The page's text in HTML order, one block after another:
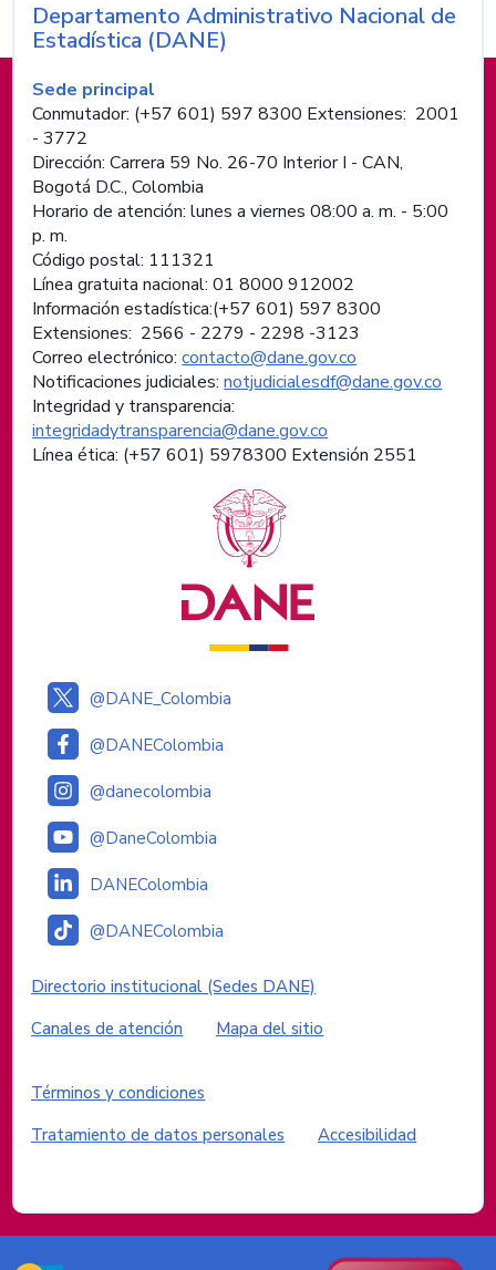
Información de pie de página
Nombre de la entidad
Departamento Administrativo Nacional de
Estadística (DANE)
Sede principal
Conmutador: (+57 601) 597 8300 Extensiones: 2001
- 3772
Dirección: Carrera 59 No. 26-70 Interior I - CAN,
Bogotá D.C., Colombia
Horario de atención: lunes a viernes 08:00 a. m. - 5:00
p. m.
Código postal: 111321
Línea gratuita nacional: 01 8000 912002
Información estadística:(+57 601) 597 8300
Extensiones: 2566 - 2279 - 2298 -3123
Correo electrónico:contacto@dane.gov.co
Notificaciones judiciales:notjudicialesdf@dane.gov.co
Integridad y transparencia:
integridadytransparencia@dane.gov.co
Línea ética: (+57 601) 5978300 Extensión 2551
Logos institucionales
@DANE_Colombia
@DANEColombia
@danecolombia
@DaneColombia
DANEColombia
@DANEColombia
Enlaces institucionales
Directorio institucional (Sedes DANE)
Canales de atención
Mapa del sitio
Enlaces del sitio
Términos y condiciones
Tratamiento de datos personales
Accesibilidad
Logos del Gobierno de Colombia